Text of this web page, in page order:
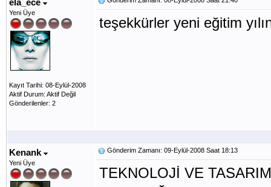
ela_ece
Yeni Üye
Kayıt Tarihi: 08-Eylül-2008
Aktif Durum: Aktif Değil
Gönderilenler: 2
teşekkürler yeni eğitim
Kenank
Yeni Üye
Gönderim Zamanı: 09-Eylül-2008 Saat 18:13
TEKNOLOJİ VE